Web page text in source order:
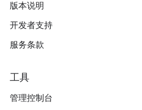
版本说明
开发者支持
服务条款
工具
管理控制台